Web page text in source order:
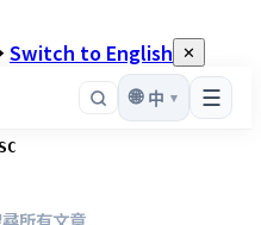
Switch to English ✕
☰
🌐 中 ▾
所有文章